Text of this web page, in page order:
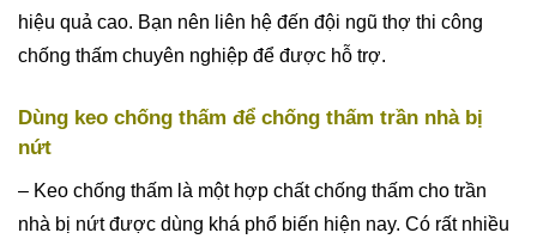
hiệu quả cao. Bạn nên liên hệ đến đội ngũ thợ thi công
chống thấm chuyên nghiệp để được hỗ trợ.
Dùng keo chống thấm để chống thấm trần nhà bị
nứt
– Keo chống thấm là một hợp chất chống thấm cho trần
nhà bị nứt được dùng khá phổ biến hiện nay. Có rất nhiều